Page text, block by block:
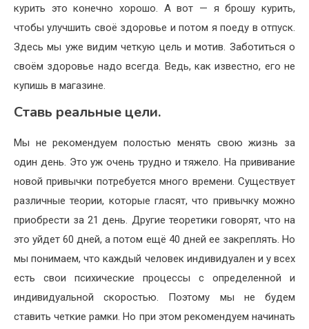
курить это конечно хорошо. А вот — я брошу курить,
чтобы улучшить своё здоровье и потом я поеду в отпуск.
Здесь мы уже видим четкую цель и мотив. Заботиться о
своём здоровье надо всегда. Ведь, как известно, его не
купишь в магазине.
Ставь реальные цели.
Мы не рекомендуем полостью менять свою жизнь за
один день. Это уж очень трудно и тяжело. На прививание
новой привычки потребуется много времени. Существует
различные теории, которые гласят, что привычку можно
приобрести за 21 день. Другие теоретики говорят, что на
это уйдет 60 дней, а потом ещё 40 дней ее закреплять. Но
мы понимаем, что каждый человек индивидуален и у всех
есть свои психические процессы с определенной и
индивидуальной скоростью. Поэтому мы не будем
ставить четкие рамки. Но при этом рекомендуем начинать